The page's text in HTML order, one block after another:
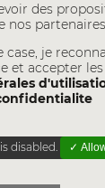
des
nos partenaires
case, je
et accepter les
disabled. ✓